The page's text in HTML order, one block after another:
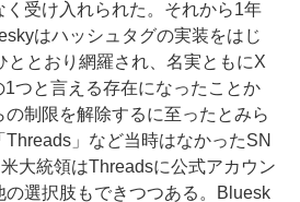
受け入れられた。それから1年
はハッシュタグの実装をはじ
ととおり網羅され、名実ともにX
1つと言える存在になったことか
の制限を解除するに至ったとみら
」など当時はなかったSN
大統領はThreadsに公式アカウン
の選択肢もできつつある。Bluesk